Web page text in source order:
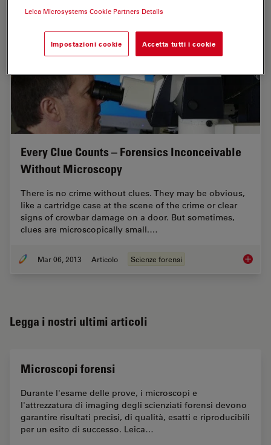
Every Clue Counts – Forensics Inconceivable
Without Microscopy
There is no crime without clues. They may be obvious,
like a cartridge case at the scene of the crime or clear
signs of crowbar damage on a door. But sometimes,
clues are microscopically small.…
Mar 06, 2013 Articolo Scienze forensi Every
Legga i nostri ultimi articoli
Microscopi forensi
Durante l'esame delle prove, i microscopi e
l'attrezzatura di imaging degli scienziati forensi devono
garantire risultati precisi, di qualità, esatti e riproducibili
per un esito di successo. Leica…
Leica Microsystems Cookie Partners Details
Impostazioni cookie Accetta tutti i cookie